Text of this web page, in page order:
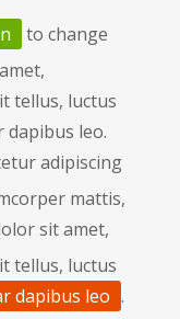
to change
tellus, luctus
dapibus leo.
adipiscing
mattis,
sit amet,
tellus, luctus
dapibus leo .